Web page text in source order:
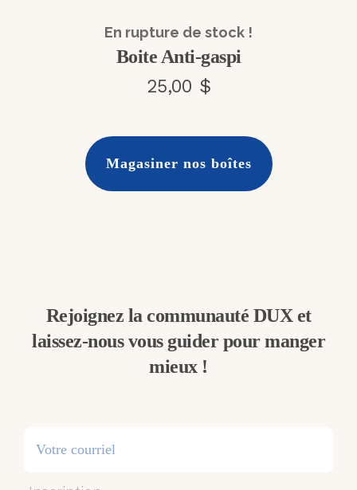
En rupture de stock !
Boite Anti-gaspi
25,00 $
Magasiner nos boîtes
Rejoignez la communauté DUX et
laissez-nous vous guider pour manger
mieux !